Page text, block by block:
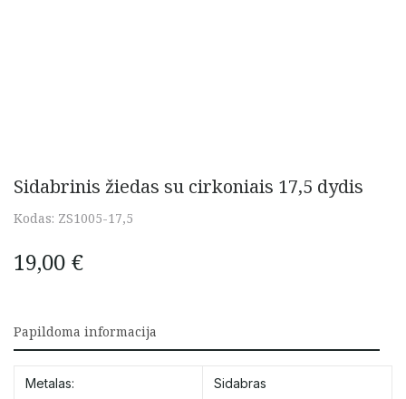
Sidabrinis žiedas su cirkoniais 17,5 dydis
Kodas: ZS1005-17,5
19,00 €
Papildoma informacija
Metalas: Sidabras